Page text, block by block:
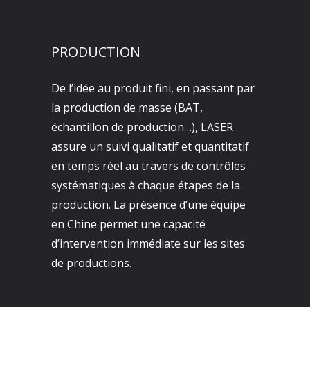
PRODUCTION
De l’idée au produit fini, en passant par
la production de masse (BAT,
échantillon de production…), LASER
assure un suivi qualitatif et quantitatif
en temps réel au travers de contrôles
systématiques à chaque étapes de la
production. La présence d’une équipe
en Chine permet une capacité
d’intervention immédiate sur les sites
de productions.